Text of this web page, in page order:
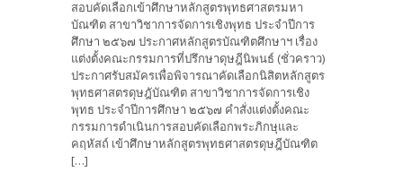
สอบคัดเลือกเข้าศึกษาหลักสูตรพุทธศาสตรมหา
บัณฑิต สาขาวิชาการจัดการเชิงพุทธ ประจำปีการ
ศึกษา ๒๕๖๗ ประกาศหลักสูตรบัณฑิตศึกษาฯ เรื่อง
แต่งตั้งคณะกรรมการที่ปรึกษาดุษฎีนิพนธ์ (ชั่วคราว)
ประกาศรับสมัครเพื่อพิจารณาคัดเลือกนิสิตหลักสูตร
พุทธศาสตรดุษฎับัณฑิต สาขาวิชาการจัดการเชิง
พุทธ ประจำปีการศึกษา ๒๕๖๗ คำสั่งแต่งตั้งคณะ
กรรมการดำเนินการสอบคัดเลือกพระภิกษุและ
คฤหัสถ์ เข้าศึกษาหลักสูตรพุทธศาสตรดุษฎีบัณฑิต
[…]